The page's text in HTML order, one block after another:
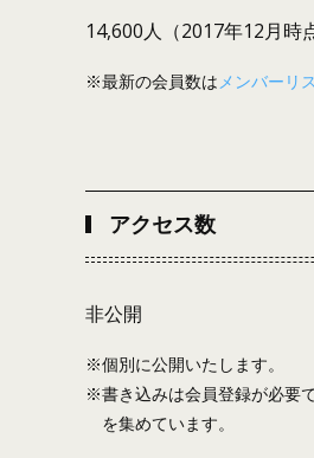
14,600人（2017年12月時
※最新の会員数は メンバーリ
アクセス数
非公開
※個別に公開いたします。
※書き込みは会員登録が必要
を集めています。